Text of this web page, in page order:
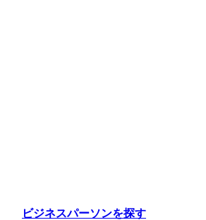
ビジネスパーソンを探す